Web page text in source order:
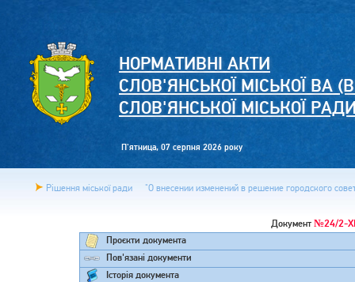
НОРМАТИВНІ АКТИ
СЛОВ'ЯНСЬКОЇ МІСЬКОЇ ВА
СЛОВ'ЯНСЬКОЇ МІСЬКОЇ
П'ятница, 07 серпня 2026 року
Рішення міської ради "О внесении изменений в решение городского
Документ №24/2-
Проєкти документа
Пов'язані документи
Історія документа